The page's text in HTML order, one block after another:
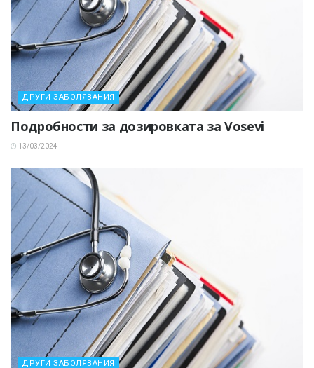
ДРУГИ ЗАБОЛЯВАНИЯ
Подробности за дозировката за Vosevi
13/03/2024
ДРУГИ ЗАБОЛЯВАНИЯ